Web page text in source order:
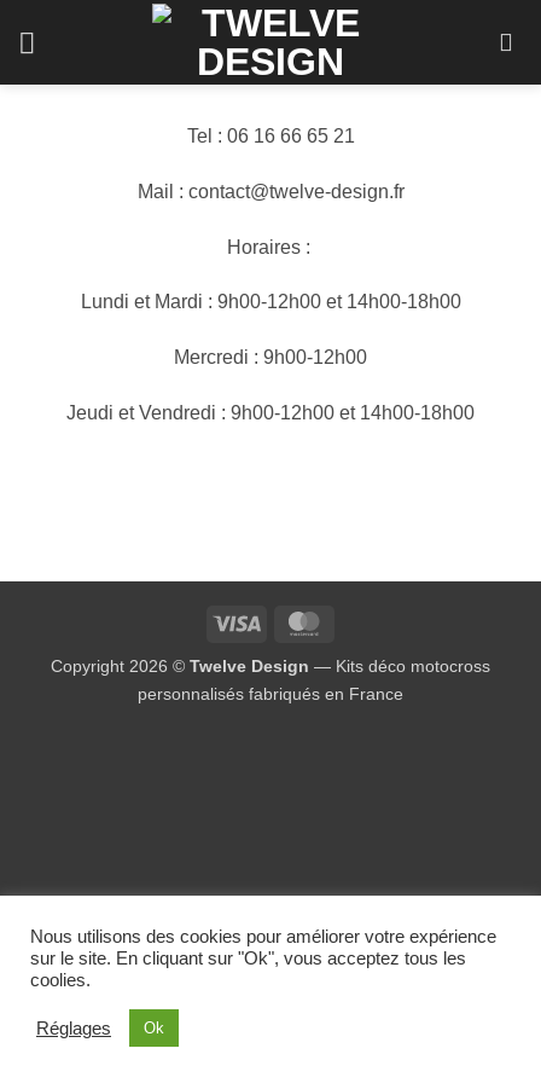
Tel : 06 16 66 65 21
Mail : contact@twelve-design.fr
Horaires :
Lundi et Mardi : 9h00-12h00 et 14h00-18h00
Mercredi : 9h00-12h00
Jeudi et Vendredi : 9h00-12h00 et 14h00-18h00
Visa
Copyright 2026 © Twelve Design — Kits déco motocross
personnalisés fabriqués en France
Nous utilisons des cookies pour améliorer votre expérience
sur le site. En cliquant sur "Ok", vous acceptez tous les
coolies.
Réglages Ok